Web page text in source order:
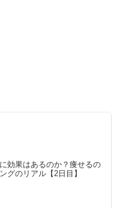
効果はあるのか？痩せるの
グのリアル【2日目】